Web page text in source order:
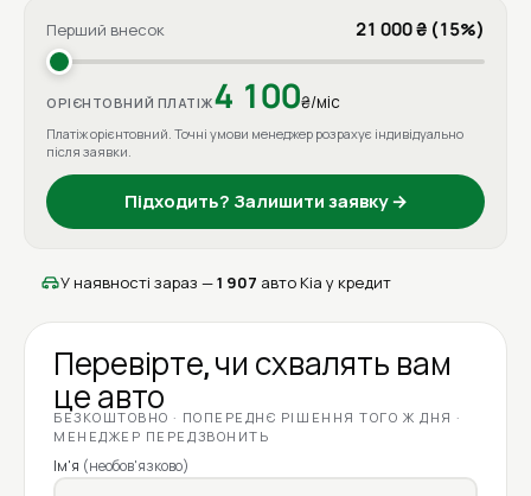
Перший внесок 21 000 ₴ (15%)
ОРІЄНТОВНИЙ ПЛАТІЖ4 100₴/міс
Платіж орієнтовний. Точні умови менеджер розрахує індивідуально
після заявки.
Підходить? Залишити заявку →
У наявності зараз —1 907 авто Kia у кредит
Перевірте, чи схвалять вам
це авто
БЕЗКОШТОВНО · ПОПЕРЕДНЄ РІШЕННЯ ТОГО Ж ДНЯ ·
МЕНЕДЖЕР ПЕРЕДЗВОНИТЬ
Ім'я (необов'язково)